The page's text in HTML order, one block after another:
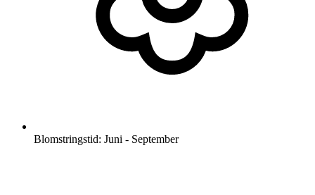
Blomstringstid: Juni - September